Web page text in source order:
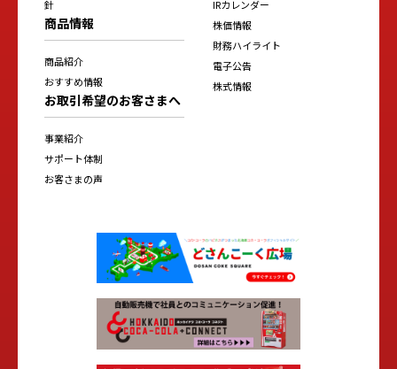
針
商品情報
商品紹介
おすすめ情報
お取引希望のお客さまへ
事業紹介
サポート体制
お客さまの声
IRカレンダー
株価情報
財務ハイライト
電子公告
株式情報